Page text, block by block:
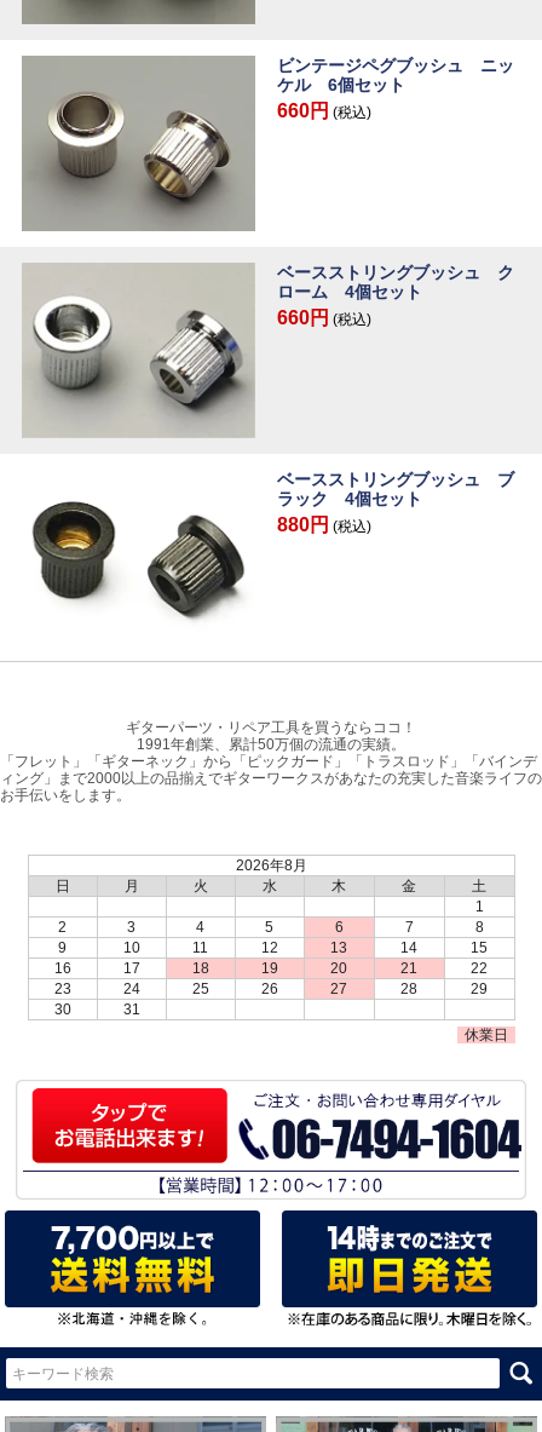
ビンテージペグブッシュ ニッ
ケル 6個セット
660円 (税込)
ベースストリングブッシュ ク
ローム 4個セット
660円 (税込)
ベースストリングブッシュ ブ
ラック 4個セット
880円 (税込)
ギターパーツ・リペア工具を買うならココ！
1991年創業、累計50万個の流通の実績。
「フレット」「ギターネック」から「ピックガード」「トラスロッド」「バインデ
ィング」まで2000以上の品揃えでギターワークスがあなたの充実した音楽ライフの
お手伝いをします。
2026年8月
日
月 火 水 木 金
土
1
2
3 4 5 6 7
8
9
10 11 12 13 14
15
16
17 18 19 20 21
22
23
24 25 26 27 28
29
30
31
休業日